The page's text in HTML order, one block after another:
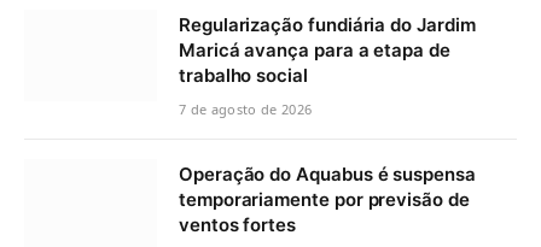
Regularização fundiária do Jardim
Maricá avança para a etapa de
trabalho social
7 de agosto de 2026
Operação do Aquabus é suspensa
temporariamente por previsão de
ventos fortes